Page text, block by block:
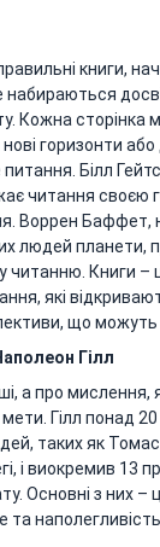
книги,
набираються
Кожна сторінка
горизонти або
Білл
читання своєю
Воррен Баффет,
людей планети,
читанню. Книги –
які
що можуть
Гілл
а про мислення,
Гілл понад 20
таких як Томас
і виокремив 13
Основні з них –
та наполегливість.